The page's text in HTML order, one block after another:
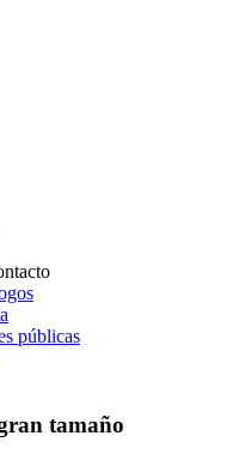
públicas
tamaño